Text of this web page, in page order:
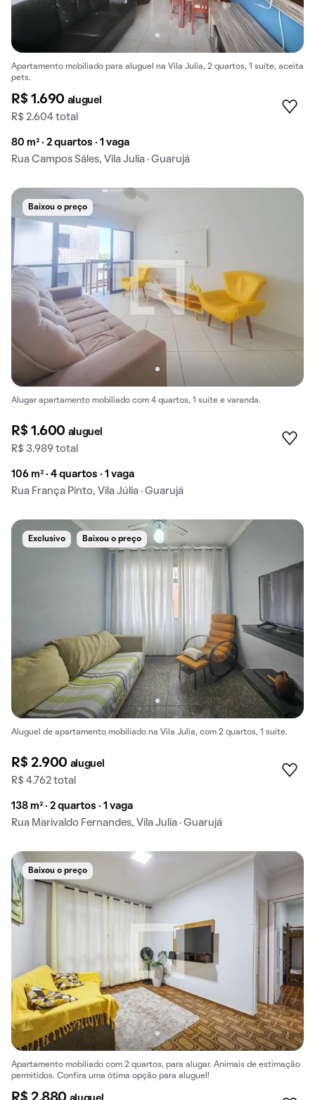
Apartamento mobiliado para aluguel na Vila Julia, 2 quartos, 1 suíte, aceita
pets.
R$ 1.690 aluguel
R$ 2.604 total
80 m² · 2 quartos · 1 vaga
Rua Campos Sáles, Vila Julia · Guarujá
Baixou o preço
Alugar apartamento mobiliado com 4 quartos, 1 suíte e varanda.
R$ 1.600 aluguel
R$ 3.989 total
106 m² · 4 quartos · 1 vaga
Rua França Pinto, Vila Júlia · Guarujá
Exclusivo Baixou o preço
Aluguel de apartamento mobiliado na Vila Julia, com 2 quartos, 1 suíte.
R$ 2.900 aluguel
R$ 4.762 total
138 m² · 2 quartos · 1 vaga
Rua Marivaldo Fernandes, Vila Julia · Guarujá
Baixou o preço
Apartamento mobiliado com 2 quartos, para alugar. Animais de estimação
permitidos. Confira uma ótima opção para aluguel!